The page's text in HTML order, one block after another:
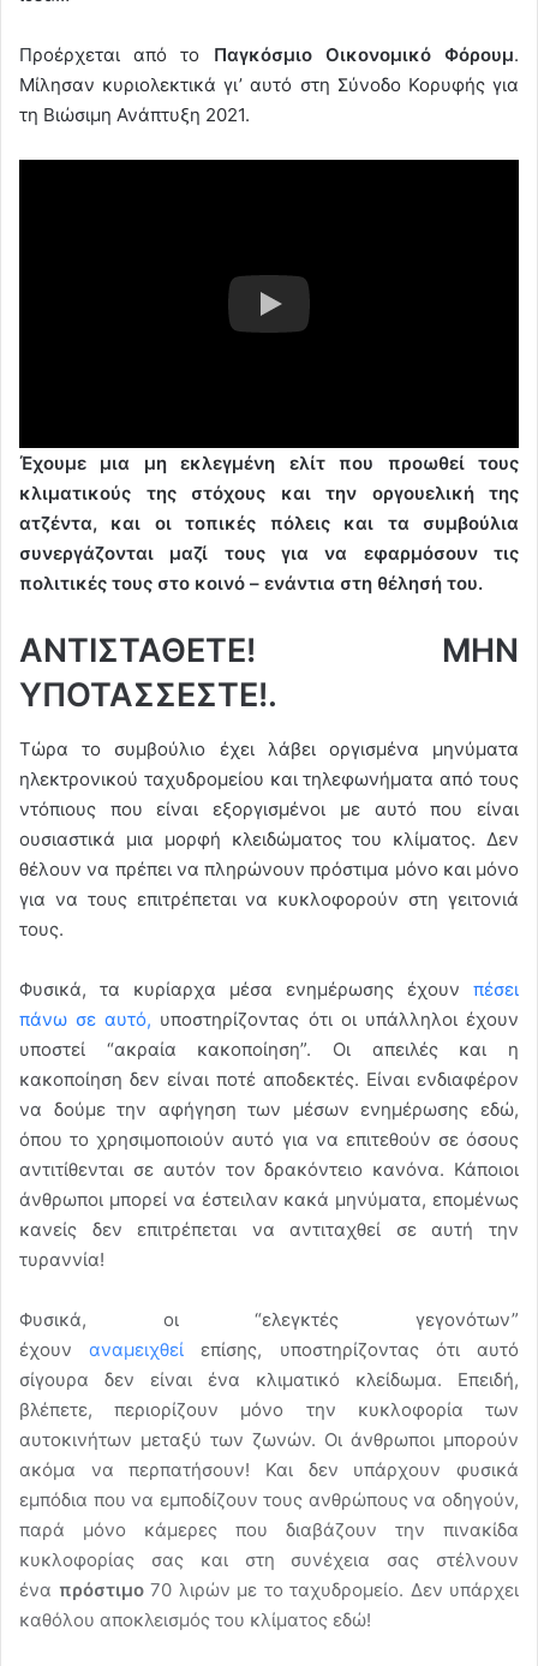
Προέρχεται από το Παγκόσμιο Οικονομικό Φόρουμ.
Μίλησαν κυριολεκτικά γι’ αυτό στη Σύνοδο Κορυφής για
τη Βιώσιμη Ανάπτυξη 2021.
Έχουμε μια μη εκλεγμένη ελίτ που προωθεί τους
κλιματικούς της στόχους και την οργουελική της
ατζέντα, και οι τοπικές πόλεις και τα συμβούλια
συνεργάζονται μαζί τους για να εφαρμόσουν τις
πολιτικές τους στο κοινό – ενάντια στη θέλησή του.
ΑΝΤΙΣΤΑΘΕΤΕ! ΜΗΝ
ΥΠΟΤΑΣΣΕΣΤΕ!.
Τώρα το συμβούλιο έχει λάβει οργισμένα μηνύματα
ηλεκτρονικού ταχυδρομείου και τηλεφωνήματα από τους
ντόπιους που είναι εξοργισμένοι με αυτό που είναι
ουσιαστικά μια μορφή κλειδώματος του κλίματος. Δεν
θέλουν να πρέπει να πληρώνουν πρόστιμα μόνο και μόνο
για να τους επιτρέπεται να κυκλοφορούν στη γειτονιά
τους.
Φυσικά, τα κυρίαρχα μέσα ενημέρωσης έχουν πέσει
πάνω σε αυτό, υποστηρίζοντας ότι οι υπάλληλοι έχουν
υποστεί “ακραία κακοποίηση”. Οι απειλές και η
κακοποίηση δεν είναι ποτέ αποδεκτές. Είναι ενδιαφέρον
να δούμε την αφήγηση των μέσων ενημέρωσης εδώ,
όπου το χρησιμοποιούν αυτό για να επιτεθούν σε όσους
αντιτίθενται σε αυτόν τον δρακόντειο κανόνα. Κάποιοι
άνθρωποι μπορεί να έστειλαν κακά μηνύματα, επομένως
κανείς δεν επιτρέπεται να αντιταχθεί σε αυτή την
τυραννία!
Φυσικά, οι “ελεγκτές γεγονότων”
έχουναναμειχθεί επίσης, υποστηρίζοντας ότι αυτό
σίγουρα δεν είναι ένα κλιματικό κλείδωμα. Επειδή,
βλέπετε, περιορίζουν μόνο την κυκλοφορία των
αυτοκινήτων μεταξύ των ζωνών. Οι άνθρωποι μπορούν
ακόμα να περπατήσουν! Και δεν υπάρχουν φυσικά
εμπόδια που να εμποδίζουν τους ανθρώπους να οδηγούν,
παρά μόνο κάμερες που διαβάζουν την πινακίδα
κυκλοφορίας σας και στη συνέχεια σας στέλνουν
ένα πρόστιμο 70 λιρών με το ταχυδρομείο. Δεν υπάρχει
καθόλου αποκλεισμός του κλίματος εδώ!